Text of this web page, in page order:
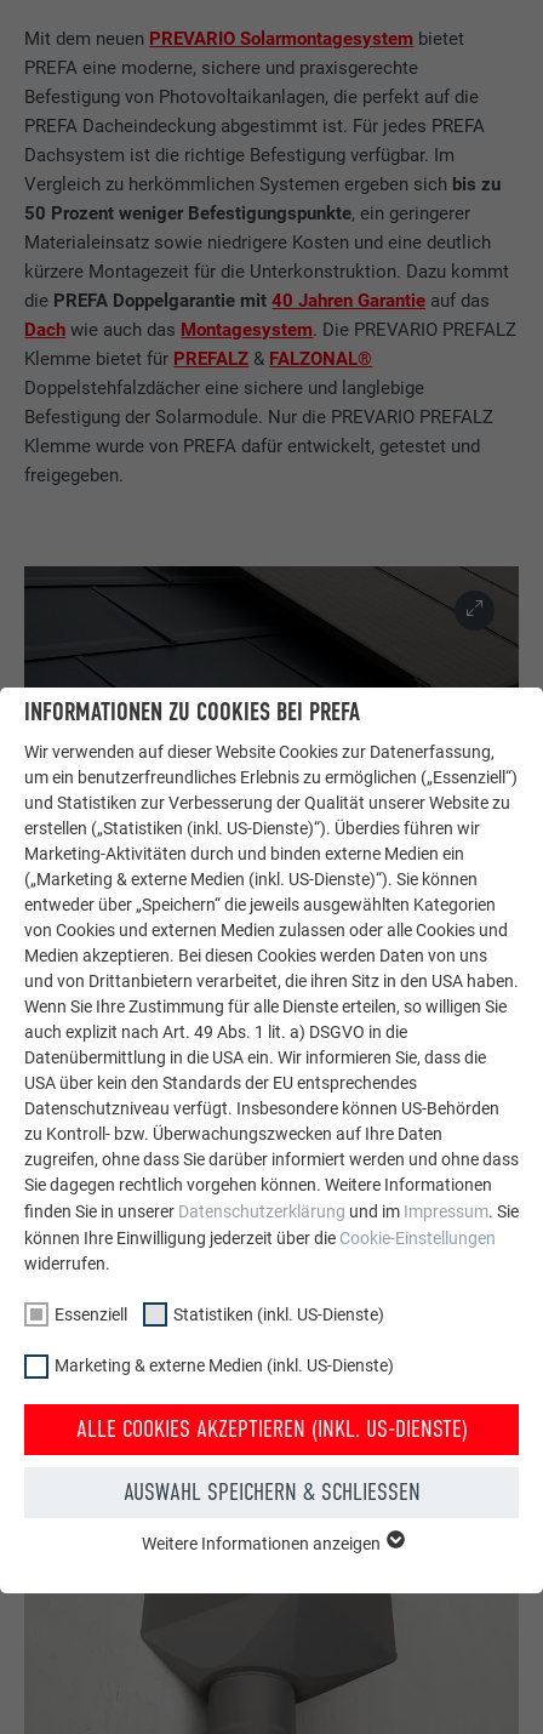
Mit dem neuen PREVARIO Solarmontagesystem bietet
PREFA eine moderne, sichere und praxisgerechte
Befestigung von Photovoltaikanlagen, die perfekt auf die
PREFA Dacheindeckung abgestimmt ist. Für jedes PREFA
Dachsystem ist die richtige Befestigung verfügbar. Im
Vergleich zu herkömmlichen Systemen ergeben sich bis zu
50 Prozent weniger Befestigungspunkte, ein geringerer
Materialeinsatz sowie niedrigere Kosten und eine deutlich
kürzere Montagezeit für die Unterkonstruktion. Dazu kommt
die PREFA Doppelgarantie mit40 Jahren Garantie auf das
Dach wie auch das Montagesystem. Die PREVARIO PREFALZ
Klemme bietet für PREFALZ & FALZONAL®
Doppelstehfalzdächer eine sichere und langlebige
Befestigung der Solarmodule. Nur die PREVARIO PREFALZ
Klemme wurde von PREFA dafür entwickelt, getestet und
freigegeben.
NEUES IM BEREICH DACHENTWÄSSERUNG &
HOCHWASSERSCHUTZ
INFORMATIONEN ZU COOKIES BEI PREFA
Wir verwenden auf dieser Website Cookies zur Datenerfassung,
um ein benutzerfreundliches Erlebnis zu ermöglichen („Essenziell“)
und Statistiken zur Verbesserung der Qualität unserer Website zu
erstellen („Statistiken (inkl. US-Dienste)“). Überdies führen wir
Marketing-Aktivitäten durch und binden externe Medien ein
(„Marketing & externe Medien (inkl. US-Dienste)“). Sie können
entweder über „Speichern“ die jeweils ausgewählten Kategorien
von Cookies und externen Medien zulassen oder alle Cookies und
Medien akzeptieren. Bei diesen Cookies werden Daten von uns
und von Drittanbietern verarbeitet, die ihren Sitz in den USA haben.
Wenn Sie Ihre Zustimmung für alle Dienste erteilen, so willigen Sie
auch explizit nach Art. 49 Abs. 1 lit. a) DSGVO in die
Datenübermittlung in die USA ein. Wir informieren Sie, dass die
USA über kein den Standards der EU entsprechendes
Datenschutzniveau verfügt. Insbesondere können US-Behörden
zu Kontroll- bzw. Überwachungszwecken auf Ihre Daten
zugreifen, ohne dass Sie darüber informiert werden und ohne dass
Sie dagegen rechtlich vorgehen können. Weitere Informationen
finden Sie in unserer Datenschutzerklärung und im Impressum. Sie
können Ihre Einwilligung jederzeit über die Cookie-Einstellungen
widerrufen.
Essenziell Statistiken (inkl. US-Dienste)
Marketing & externe Medien (inkl. US-Dienste)
ALLE COOKIES AKZEPTIEREN (INKL. US-DIENSTE)
AUSWAHL SPEICHERN & SCHLIESSEN
Funktionen der Website benötigt. Dadurch ist gewährleistet,
dass die Website einwandfrei funktioniert.
PHPSESSID
Cookie-Informationen anzeigen
Weitere Informationen anzeigen